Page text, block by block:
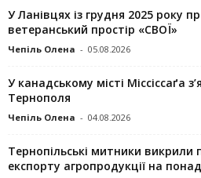
У Ланівцях із грудня 2025 року
ветеранський простір «СВОЇ»
Чепіль Олена - 05.08.2026
У канадському місті Міссіссаґа
Тернополя
Чепіль Олена - 04.08.2026
Тернопільські митники викрили
експорту агропродукції на